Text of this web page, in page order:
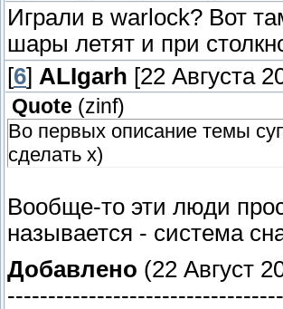
Играли в warlock? Вот
шары летят и при
[6] ALIgarh [22 Августа
Quote (zinf)
Во первых описание темы
сделать х)
Вообще-то эти люди
называется - система
Добавлено (22 Август